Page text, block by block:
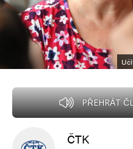
PŘEHRÁT
ČTK